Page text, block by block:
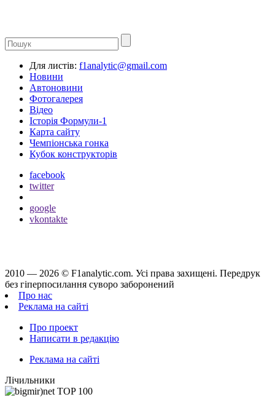
Для листів: f1analytic@gmail.com
Новини
Автоновини
Фотогалерея
Відео
Історія Формули-1
Карта сайту
Чемпіонська гонка
Кубок конструкторів
facebook
twitter
google
vkontakte
2010 — 2026 © F1analytic.com. Усi права захищенi. Передрук
без гіперпосилання суворо заборонений
Про нас
Реклама на сайті
Про проект
Написати в редакцію
Реклама на сайті
Лічильники